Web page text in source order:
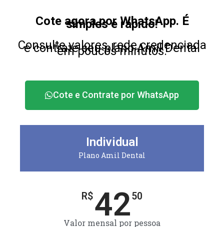
Cote agora por WhatsApp. É
simples e rápido!
Consulte valores, rede credenciada
e contrate seu plano Amil Dental
em poucos minutos.
Cote e Contrate por WhatsApp
Individual
Plano Amil Dental
R$4250
Valor mensal por pessoa